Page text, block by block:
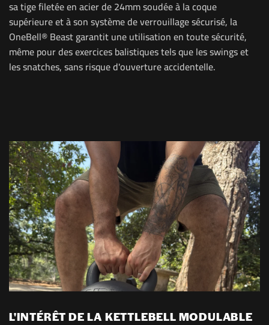
sa tige filetée en acier de 24mm soudée à la coque
supérieure et à son système de verrouillage sécurisé, la
OneBell® Beast garantit une utilisation en toute sécurité,
même pour des exercices balistiques tels que les swings et
les snatches, sans risque d'ouverture accidentelle.
L'INTÉRÊT DE LA KETTLEBELL MODULABLE